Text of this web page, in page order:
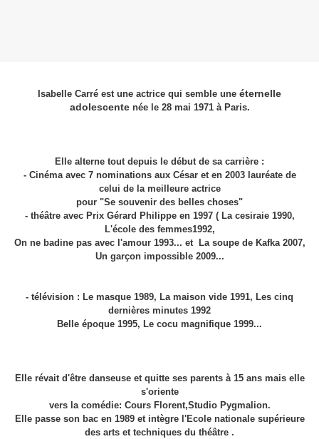
Isabelle Carré est une actrice qui semble une éternelle
adolescente née le 28 mai 1971 à Paris.
Elle alterne tout depuis le début de sa carrière :
- Cinéma avec 7 nominations aux César et en 2003 lauréate de
celui de la meilleure actrice
pour "Se souvenir des belles choses"
- théâtre avec Prix Gérard Philippe en 1997 ( La cesiraie 1990,
L'école des femmes1992,
On ne badine pas avec l'amour 1993... et La soupe de Kafka 2007,
Un garçon impossible 2009...
- télévision : Le masque 1989, La maison vide 1991, Les cinq
dernières minutes 1992
Belle époque 1995, Le cocu magnifique 1999...
Elle révait d'être danseuse et quitte ses parents à 15 ans mais elle
s'oriente
vers la comédie: Cours Florent,Studio Pygmalion.
Elle passe son bac en 1989 et intègre l'Ecole nationale supérieure
des arts et techniques du théâtre .